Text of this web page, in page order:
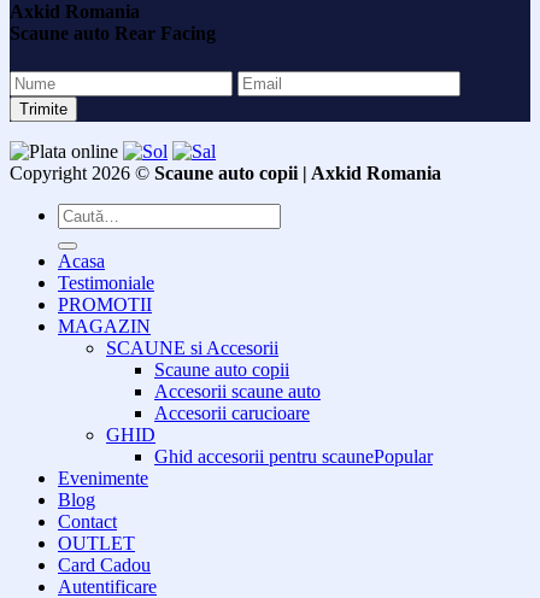
Axkid Romania
Scaune auto Rear Facing
Copyright 2026 © Scaune auto copii | Axkid Romania
Caută
după:
Acasa
Testimoniale
PROMOTII
MAGAZIN
SCAUNE si Accesorii
Scaune auto copii
Accesorii scaune auto
Accesorii carucioare
GHID
Ghid accesorii pentru scaune
Evenimente
Blog
Contact
OUTLET
Card Cadou
Autentificare